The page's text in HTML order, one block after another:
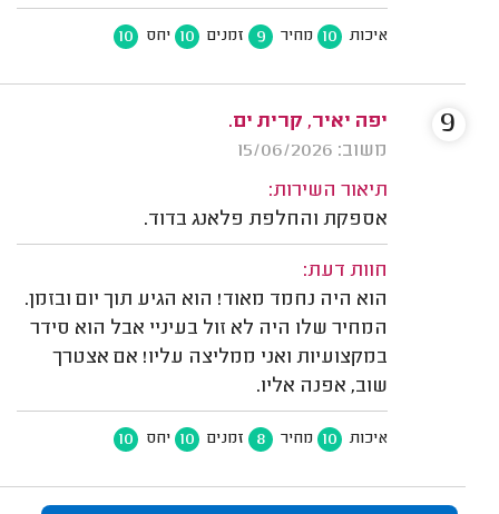
איכות 10 מחיר 9 זמנים 10 יחס 10
יפה יאיר, קרית ים.
משוב: 15/06/2026
תיאור השירות:
אספקת והחלפת פלאנג בדוד.
חוות דעת:
הוא היה נחמד מאוד! הוא הגיע תוך יום ובזמן.
המחיר שלו היה לא זול בעיניי אבל הוא סידר
במקצועיות ואני ממליצה עליו! אם אצטרך
שוב, אפנה אליו.
איכות 10 מחיר 8 זמנים 10 יחס 10
9